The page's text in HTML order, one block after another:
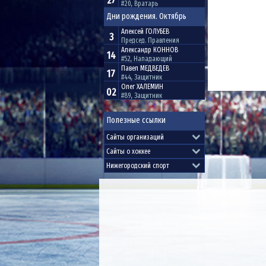
#20, Вратарь
Дни рождения. Октябрь
3 Алексей ГОЛУБЕВ
Председ. Правления
14 Александр КОННОВ
#52, Нападающий
17 Павел МЕДВЕДЕВ
#44, Защитник
02 ОлегХАЛЕМИН
#89, Защитник
Полезные ссылки